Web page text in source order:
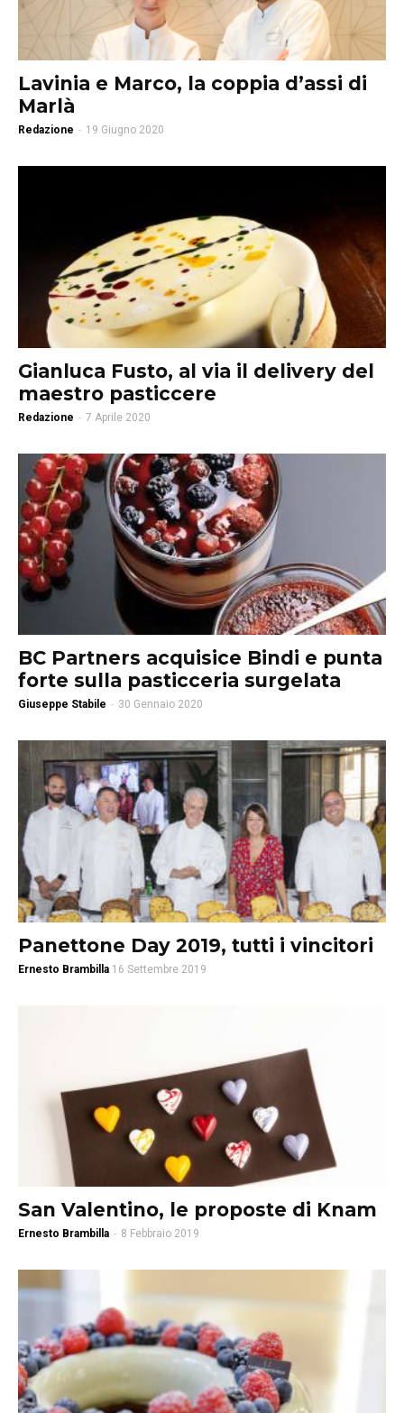
Lavinia e Marco, la coppia d’assi di
Marlà
Redazione - 19 Giugno 2020
Gianluca Fusto, al via il delivery del
maestro pasticcere
Redazione - 7 Aprile 2020
BC Partners acquisice Bindi e punta
forte sulla pasticceria surgelata
Giuseppe Stabile - 30 Gennaio 2020
Panettone Day 2019, tutti i vincitori
Ernesto Brambilla 16 Settembre 2019
San Valentino, le proposte di Knam
Ernesto Brambilla - 8 Febbraio 2019